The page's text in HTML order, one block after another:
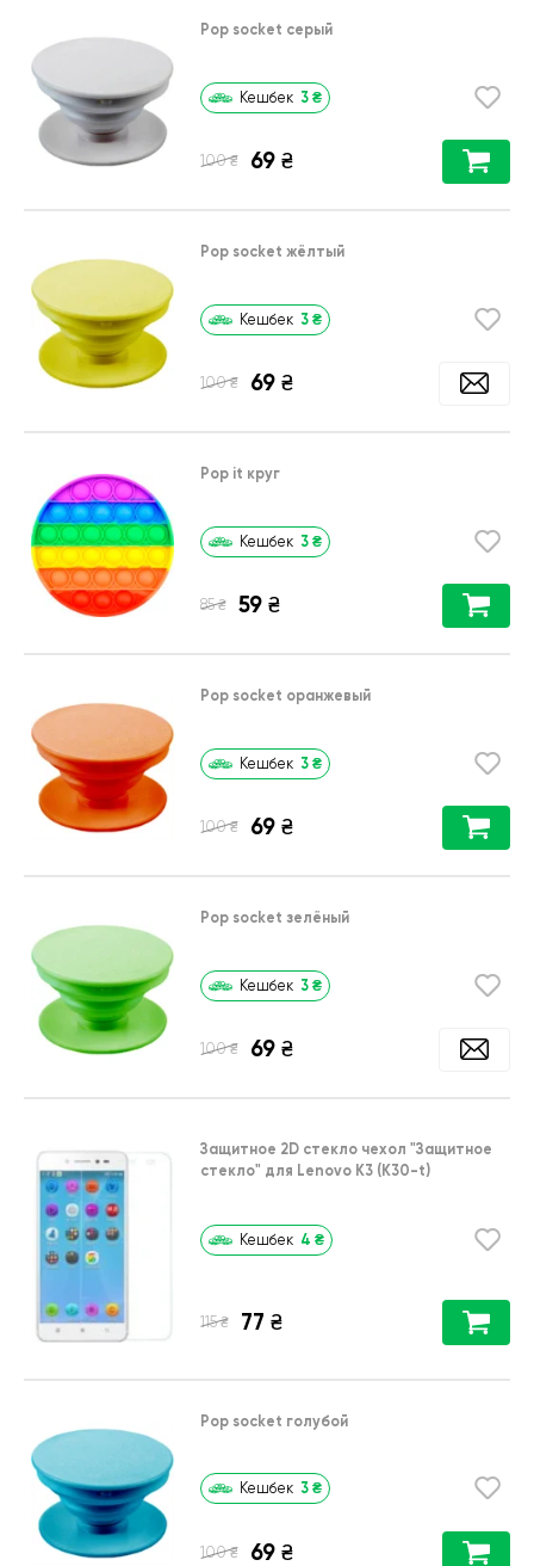
Pop socket серый
Кешбек 3 ₴
100 ₴ 69 ₴
Pop socket жёлтый
Кешбек 3 ₴
100 ₴ 69 ₴
Pop it круг
Кешбек 3 ₴
85 ₴ 59 ₴
Pop socket оранжевый
Кешбек 3 ₴
100 ₴ 69 ₴
Pop socket зелёный
Кешбек 3 ₴
100 ₴ 69 ₴
Защитное 2D стекло чехол "Защитное
стекло" для Lenovo K3 (K30-t)
Кешбек 4 ₴
115 ₴ 77 ₴
Pop socket голубой
Кешбек 3 ₴
100 ₴ 69 ₴